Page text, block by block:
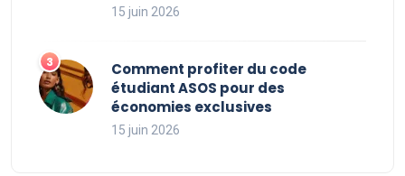
15 juin 2026
Comment profiter du code
étudiant ASOS pour des
économies exclusives
15 juin 2026